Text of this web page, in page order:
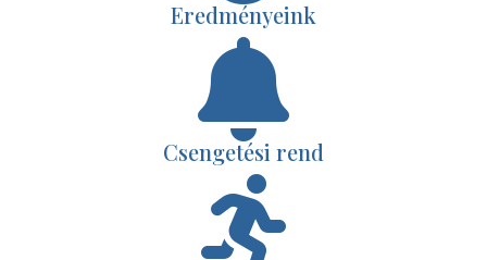
Eredményeink

Csengetési rend
